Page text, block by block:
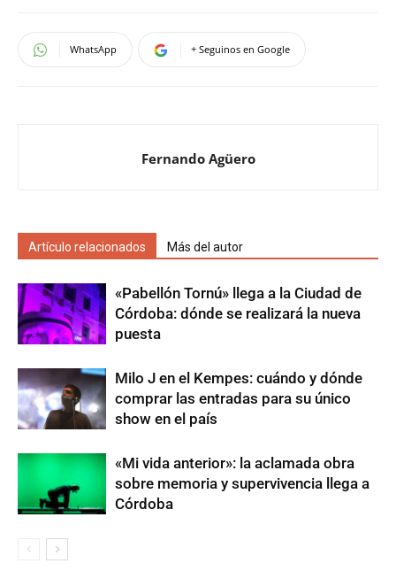
WhatsApp + Seguinos en Google
Fernando Agüero
Artículo relacionados Más del autor
«Pabellón Tornú» llega a la Ciudad de
Córdoba: dónde se realizará la nueva
puesta
Milo J en el Kempes: cuándo y dónde
comprar las entradas para su único
show en el país
«Mi vida anterior»: la aclamada obra
sobre memoria y supervivencia llega a
Córdoba